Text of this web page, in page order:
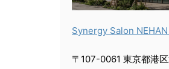
Synergy Salon NEHAN
〒107-0061 東京都港